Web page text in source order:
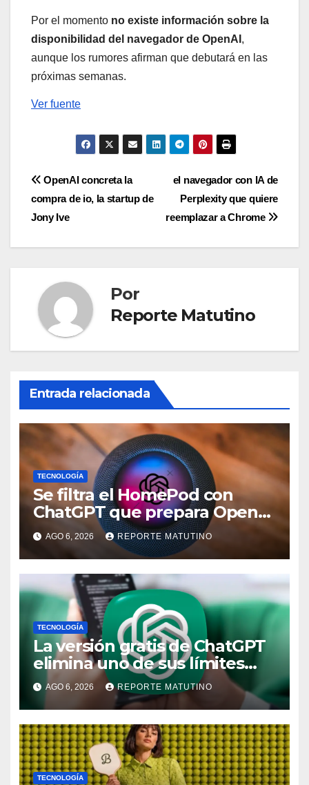
Por el momento no existe información sobre la
disponibilidad del navegador de OpenAI ,
aunque los rumores afirman que debutará en las
próximas semanas.
Ver fuente
Navegación
de
entradas
el navegador con IA de
Perplexity que quiere
reemplazar a Chrome
OpenAI concreta la
compra de io, la startup de
Jony Ive
Por
Reporte Matutino
Entrada relacionada
TECNOLOGÍA
Se filtra el HomePod con
ChatGPT que prepara OpenAI
y su diseño es una locura
AGO 6, 2026 REPORTE MATUTINO
TECNOLOGÍA
La versión gratis de ChatGPT
elimina uno de sus límites
más pedidos y ahora es más
útil
AGO 6, 2026 REPORTE MATUTINO
TECNOLOGÍA